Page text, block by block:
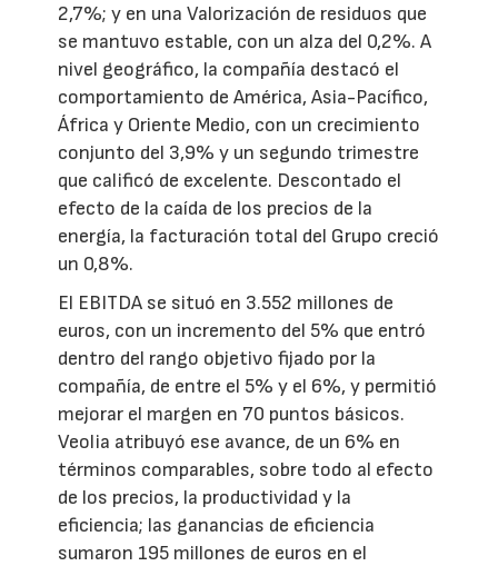
2,7%; y en una Valorización de residuos que
se mantuvo estable, con un alza del 0,2%. A
nivel geográfico, la compañía destacó el
comportamiento de América, Asia-Pacífico,
África y Oriente Medio, con un crecimiento
conjunto del 3,9% y un segundo trimestre
que calificó de excelente. Descontado el
efecto de la caída de los precios de la
energía, la facturación total del Grupo creció
un 0,8%.
El EBITDA se situó en 3.552 millones de
euros, con un incremento del 5% que entró
dentro del rango objetivo fijado por la
compañía, de entre el 5% y el 6%, y permitió
mejorar el margen en 70 puntos básicos.
Veolia atribuyó ese avance, de un 6% en
términos comparables, sobre todo al efecto
de los precios, la productividad y la
eficiencia; las ganancias de eficiencia
sumaron 195 millones de euros en el